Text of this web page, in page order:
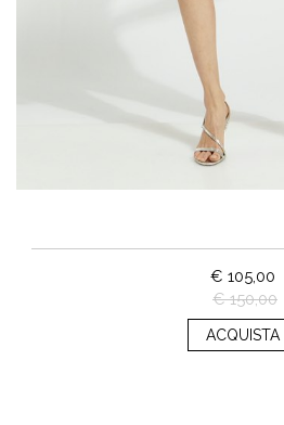
€ 105,00
€ 150,00
ACQUISTA